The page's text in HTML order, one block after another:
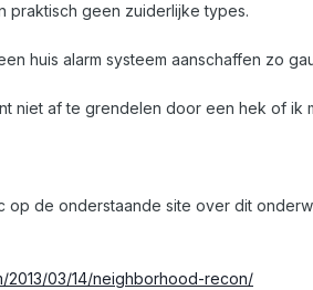
praktisch geen zuiderlijke types.
huis alarm systeem aanschaffen zo
niet af te grendelen door een hek of ik
op de onderstaande site over dit
2013/03/14/neighborhood-recon/